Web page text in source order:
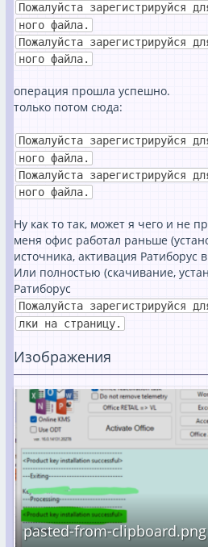
Пожалуйста зарегистрируйся
ного файла.
Пожалуйста зарегистрируйся
ного файла.
операция прошла успешно.
только потом сюда:
Пожалуйста зарегистрируйся
ного файла.
Пожалуйста зарегистрируйся
ного файла.
Ну как то так, может я чего и не
меня офис работал раньше
источника, активация Ратиборус
Или полностью (скачивание,
Ратиборус
Пожалуйста зарегистрируйся
лки на страницу.
Изображения
pasted-from-clipboard.png